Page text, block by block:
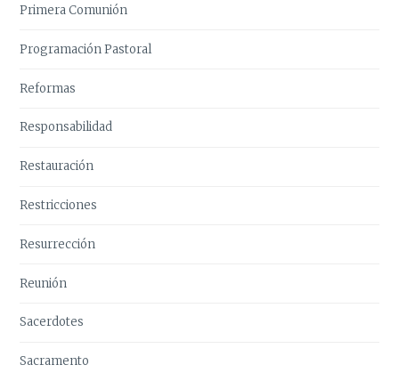
Primera Comunión
Programación Pastoral
Reformas
Responsabilidad
Restauración
Restricciones
Resurrección
Reunión
Sacerdotes
Sacramento